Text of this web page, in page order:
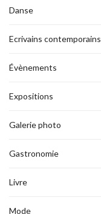
Danse
Ecrivains contemporains
Évènements
Expositions
Galerie photo
Gastronomie
Livre
Mode